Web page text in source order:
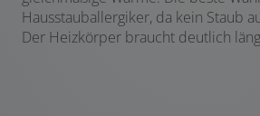
Hausstauballergiker, da kein Staub
Der Heizkörper braucht deutlich